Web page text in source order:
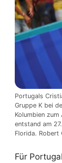
Portugals
Gruppe K bei
Kolumbien
entstand am
Florida. Robert
Für